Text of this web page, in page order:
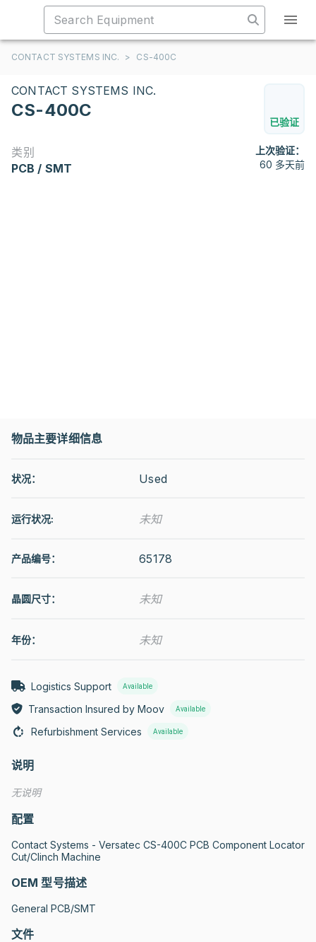
CONTACT SYSTEMS INC. > CS-400C
CONTACT SYSTEMS INC.
CS-400C
已验证
类别
PCB / SMT
上次验证：
60 多天前
物品主要详细信息
状况： Used
运行状况: 未知
产品编号： 65178
晶圆尺寸： 未知
年份： 未知
Logistics Support Available
Transaction Insured by Moov Available
Refurbishment Services Available
说明
无说明
配置
Contact Systems - Versatec CS-400C PCB Component Locator
Cut/Clinch Machine
OEM 型号描述
General PCB/SMT
文件